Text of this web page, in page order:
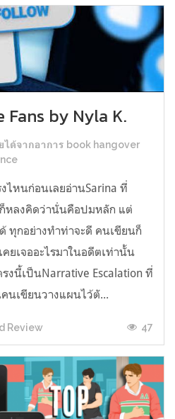
Fans by Nyla K.
ได้จากอาการ book hangover
ไหนก่อนเลยอ่านSarina ที่
หลงคิดว่านั่นคือปมหลัก แต่
ทุกอย่างทำท่าจะดี คนเขียนก็
ยเจออะไรมาในอดีตเท่านั้น
งนี้เป็นNarrative Escalation ที่
นเขียนวางแผนไว้ตั...
Review 47